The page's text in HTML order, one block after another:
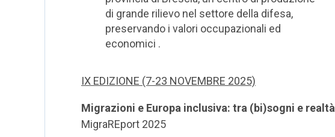
di grande rilievo nel settore della difesa,
preservando i valori occupazionali ed
economici .
IX EDIZIONE (7-23 NOVEMBRE 2025)
Migrazioni e Europa inclusiva: tra (bi)sogni e realtà
MigraREport 2025